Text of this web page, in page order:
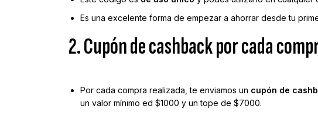
Es una excelente forma de empezar a ahorrar desde tu
2. Cupón de cashback por cada
Por cada compra realizada, te enviamos un cupón de
un valor mínimo ed $1000 y un tope de $7000.